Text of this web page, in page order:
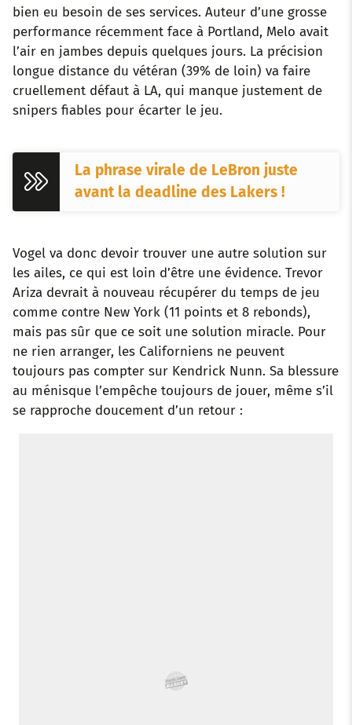
bien eu besoin de ses services. Auteur d’une grosse
performance récemment face à Portland, Melo avait
l’air en jambes depuis quelques jours. La précision
longue distance du vétéran (39% de loin) va faire
cruellement défaut à LA, qui manque justement de
snipers fiables pour écarter le jeu.
La phrase virale de LeBron juste
avant la deadline des Lakers !
Vogel va donc devoir trouver une autre solution sur
les ailes, ce qui est loin d’être une évidence. Trevor
Ariza devrait à nouveau récupérer du temps de jeu
comme contre New York (11 points et 8 rebonds),
mais pas sûr que ce soit une solution miracle. Pour
ne rien arranger, les Californiens ne peuvent
toujours pas compter sur Kendrick Nunn. Sa blessure
au ménisque l’empêche toujours de jouer, même s’il
se rapproche doucement d’un retour :